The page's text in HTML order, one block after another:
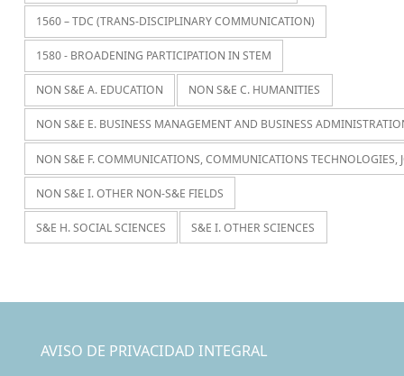
1560 – TDC (TRANS-DISCIPLINARY COMMUNICATION)
1580 - BROADENING PARTICIPATION IN STEM
NON S&E A. EDUCATION NON S&E C. HUMANITIES
NON S&E E. BUSINESS MANAGEMENT AND BUSINESS
NON S&E F. COMMUNICATIONS, COMMUNICATIONS TECHNOLOGIES,
NON S&E I. OTHER NON-S&E FIELDS
S&E H. SOCIAL SCIENCES S&E I. OTHER SCIENCES
AVISO DE PRIVACIDAD INTEGRAL